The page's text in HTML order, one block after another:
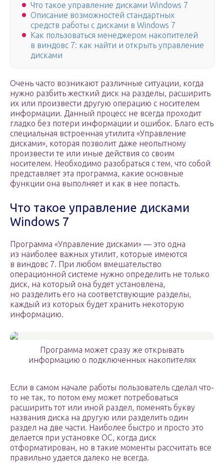
Что такое управление дисками Windows 7
Описание возможностей стандартных
средств работы с дисками в Windows 7
Как пользоваться менеджером накопителей
в виндовс 7: как найти и открыть управление
дисками
Очень часто возникают различные ситуации, когда
нужно разбить жесткий диск на разделы, расширить
их или произвести другую операцию с носителем
информации. Данный процесс не всегда проходит
гладко без потери информации и ошибок. Благо есть
специальная встроенная утилита «Управление
дисками», которая позволит даже неопытному
произвести те или иные действия со своим
носителем. Необходимо разобраться с тем, что собой
представляет эта программа, какие основные
функции она выполняет и как в нее попасть.
Что такое управление дисками
Windows 7
Программа «Управление дисками» — это одна
из наиболее важных утилит, которые имеются
в виндовс 7. При любом вмешательство
операционной системе нужно определить не только
диск, на который она будет установлена,
но разделить его на соответствующие разделы,
каждый из которых будет хранить некоторую
информацию.
Программа может сразу же открывать
информацию о подключенных накопителях
Если в самом начале работы пользователь сделал что-
то не так, то потом ему может потребоваться
расширить тот или иной раздел, поменять букву
названия диска на другую или разделить один
раздел на две части. Наиболее быстро и просто это
делается при установке ОС, когда диск
отформатирован, но в такие моменты рассчитать все
правильно удается далеко не всегда.